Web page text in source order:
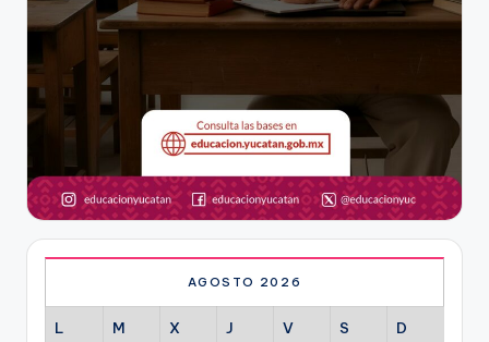
AGOSTO 2026
L M X J V S D